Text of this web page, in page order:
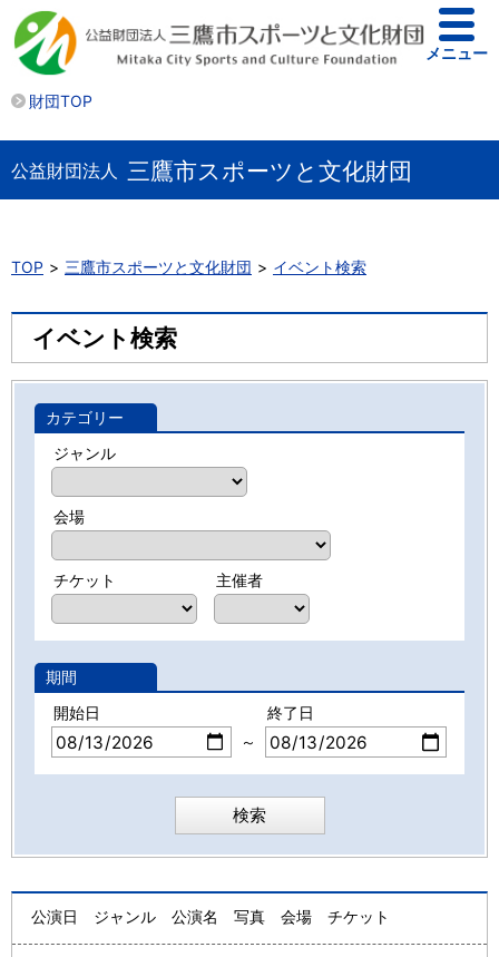
財団TOP
メニュー
公益財団法人 三鷹市スポーツと文化財団
TOP 三鷹市スポーツと文化財団 イベント検索
イベント検索
カテゴリー
ジャンル
会場
チケット 主催者
期間
開始日
～
終了日
公演日 ジャンル 公演名 写真 会場 チケット